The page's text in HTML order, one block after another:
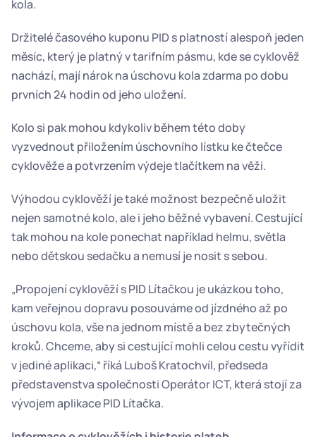
kola.
Držitelé časového kuponu PID s platností alespoň jeden
měsíc, který je platný v tarifním pásmu, kde se cyklověž
nachází, mají nárok na úschovu kola zdarma po dobu
prvních 24 hodin od jeho uložení.
Kolo si pak mohou kdykoliv během této doby
vyzvednout přiložením úschovního lístku ke čtečce
cyklověže a potvrzením výdeje tlačítkem na věži.
Výhodou cyklověží je také možnost bezpečně uložit
nejen samotné kolo, ale i jeho běžné vybavení. Cestující
tak mohou na kole ponechat například helmu, světla
nebo dětskou sedačku a nemusí je nosit s sebou.
„Propojení cyklověží s PID Lítačkou je ukázkou toho,
kam veřejnou dopravu posouváme od jízdného až po
úschovu kola, vše na jednom místě a bez zbytečných
kroků. Chceme, aby si cestující mohli celou cestu vyřídit
v jediné aplikaci,“ říká Luboš Kratochvíl, předseda
představenstva společnosti Operátor ICT, která stojí za
vývojem aplikace PID Lítačka.